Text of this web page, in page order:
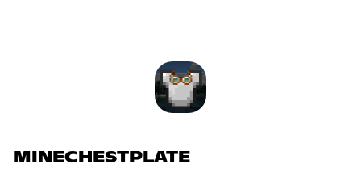
MINECHESTPLATE